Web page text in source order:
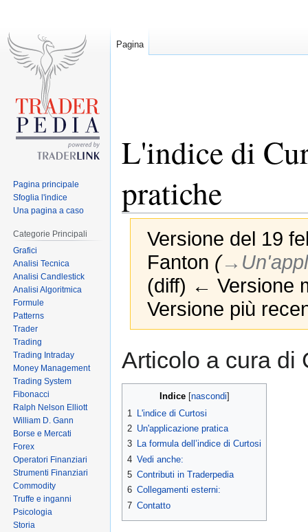
L'indice di
pratiche
Versione del 19
Fanton (
(diff) ← Versione
Versione più
to
to
Articolo a cura di
Indice
1
L'indice di Curtosi
2 Un'applicazione pratica
3 La formula dell’indice di Curtosi
4 Vedi anche:
5 Contributi in Traderpedia
6 Collegamenti esterni:
7 Contatto
Pagina
Pagina principale
Sfoglia l'indice
Una pagina a caso
Categorie Principali
Grafici
Analisi Tecnica
Analisi Candlestick
Analisi Algoritmica
Formule
Patterns
Trader
Trading
Trading Intraday
Money Management
Trading System
Fibonacci
Ralph Nelson Elliott
William D. Gann
Borse e Mercati
Forex
Operatori Finanziari
Strumenti Finanziari
Commodity
Truffe e inganni
Psicologia
Storia